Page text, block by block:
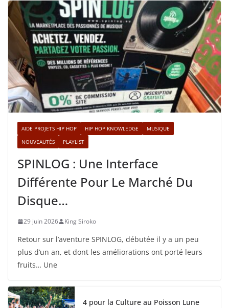
AIDE PROJETS HIP HOP HIP HOP KNOWLEDGE
MUSIQUE
NOUVEAUTÉS
PLAYLIST
SPINLOG : Une Interface
Différente Pour Le Marché Du
Disque…
29 juin 2026 King Siroko
Retour sur l’aventure SPINLOG, débutée il y a un peu
plus d’un an, et dont les améliorations ont porté leurs
fruits… Une
4 pour la Culture au Poisson Lune